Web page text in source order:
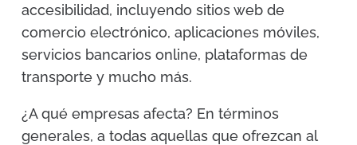
accesibilidad, incluyendo sitios web de
comercio electrónico, aplicaciones móviles,
servicios bancarios online, plataformas de
transporte y mucho más.
¿A qué empresas afecta? En términos
generales, a todas aquellas que ofrezcan al